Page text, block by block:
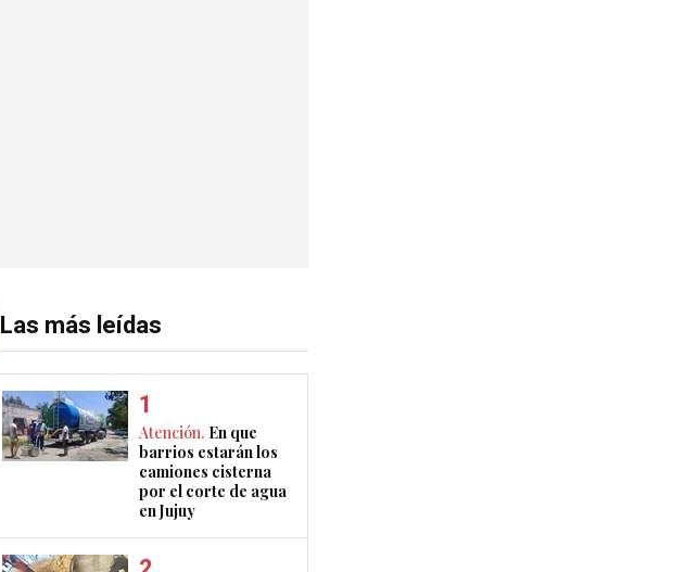
Las más leídas
Atención. En que
barrios estarán los
camiones cisterna
por el corte de agua
en Jujuy